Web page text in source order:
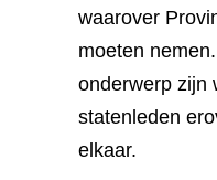
waarover
moeten
onderwerp zijn
statenleden
elkaar.